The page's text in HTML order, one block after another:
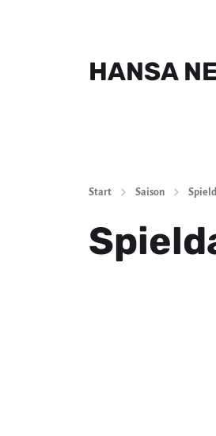
HANSA
Start Saison